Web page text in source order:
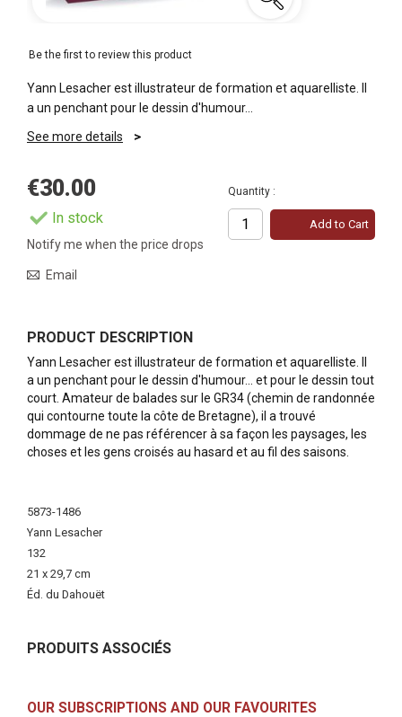
Be the first to review this product
Yann Lesacher est illustrateur de formation et aquarelliste. Il
a un penchant pour le dessin d'humour...
See more details
€30.00
In stock
Quantity :
Add to Cart
Notify me when the price drops
Email
PRODUCT DESCRIPTION
Yann Lesacher est illustrateur de formation et aquarelliste. Il
a un penchant pour le dessin d'humour... et pour le dessin tout
court. Amateur de balades sur le GR34 (chemin de randonnée
qui contourne toute la côte de Bretagne), il a trouvé
dommage de ne pas référencer à sa façon les paysages, les
choses et les gens croisés au hasard et au fil des saisons.
Information
5873-1486
Yann Lesacher
132
21 x 29,7 cm
Éd. du Dahouët
PRODUITS ASSOCIÉS
OUR SUBSCRIPTIONS AND OUR FAVOURITES